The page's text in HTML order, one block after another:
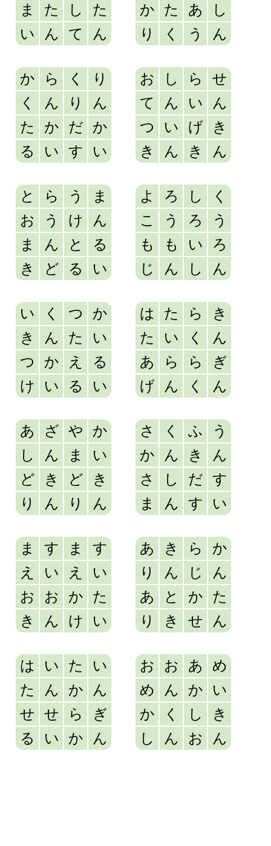
ま
た し
た
い
ん て ん
か
た あ
し
り
く う ん
か ら く
り
く
ん り
ん
た
か だ
か
る
い す い
お し ら
せ
て
ん い
ん
つ
い げ
き
き
ん き ん
と ら う
ま
お
う け
ん
ま
ん と
る
き
ど る い
よ ろ し
く
こ
う ろ
う
も
も い
ろ
じ
ん し ん
い く つ
か
き
ん た
い
つ
か え
る
け
い る い
は た ら
き
た
い く
ん
あ
ら ら
ぎ
げ
ん く ん
あ ざ や
か
し
ん ま
い
ど
き ど
き
り
ん り ん
さ く ふ
う
か
ん き
ん
さ
し だ す
ま
ん す い
ま す ま
す
え
い え
い
お
お か
た
き
ん け い
あ き ら
か
り
ん じ
ん
あ
と か
た
り
き せ ん
は い た
い
た
ん か
ん
せ
せ ら
ぎ
る
い か ん
お お あ
め
め
ん か
い
か
く し
き
し
ん お ん